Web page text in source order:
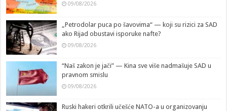
09/08/2026
„Petrodolar puca po šavovima“ — koji su rizici za SAD
ako Rijad obustavi isporuke nafte?
09/08/2026
“Naš zakon je jači” — Kina sve više nadmašuje SAD u
pravnom smislu
09/08/2026
Ruski hakeri otkrili učešće NATO-a u organizovanju